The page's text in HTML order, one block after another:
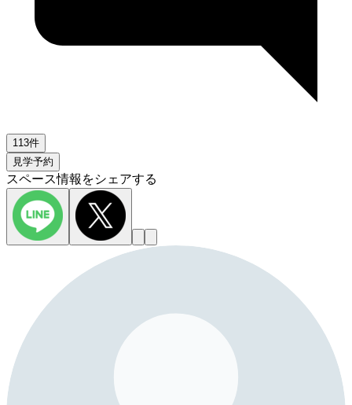
113件
見学予約
スペース情報をシェアする